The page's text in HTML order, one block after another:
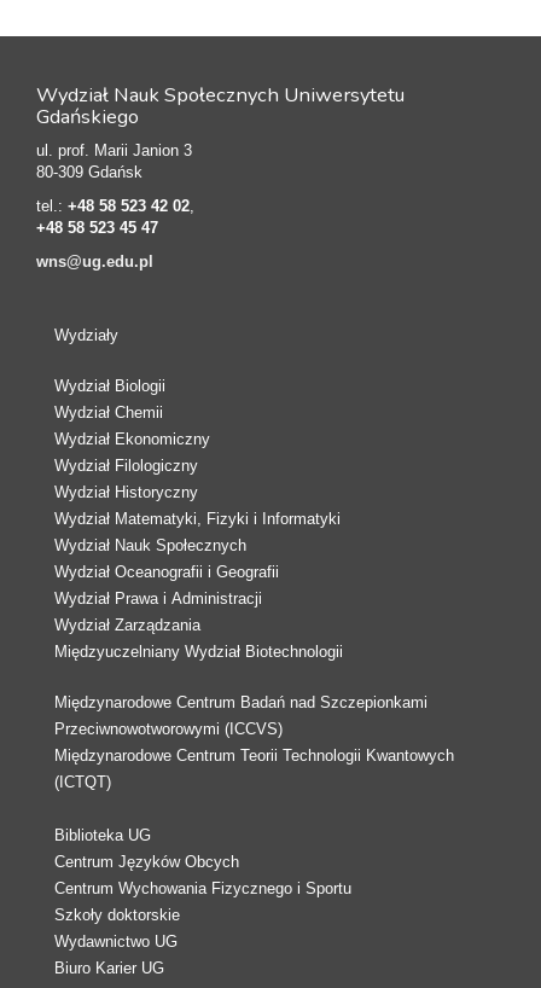
Wydział Nauk Społecznych Uniwersytetu
Gdańskiego
ul. prof. Marii Janion 3
80-309 Gdańsk
tel.: +48 58 523 42 02
+48 58 523 45 47
wns@ug.edu.pl
Wydziały
Wydział Biologii
Wydział Chemii
Wydział Ekonomiczny
Wydział Filologiczny
Wydział Historyczny
Wydział Matematyki, Fizyki i Informatyki
Wydział Nauk Społecznych
Wydział Oceanografii i Geografii
Wydział Prawa i Administracji
Wydział Zarządzania
Międzyuczelniany Wydział Biotechnologii
Międzynarodowe Centrum Badań nad Szczepionkami
Przeciwnowotworowymi (ICCVS)
Międzynarodowe Centrum Teorii Technologii Kwantowych
(ICTQT)
Biblioteka UG
Centrum Języków Obcych
Centrum Wychowania Fizycznego i Sportu
Szkoły doktorskie
Wydawnictwo UG
Biuro Karier UG